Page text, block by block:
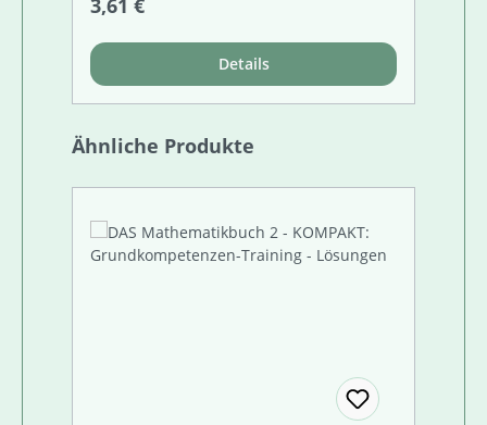
3,61 €
Details
Produktgalerie überspringen
Ähnliche Produkte